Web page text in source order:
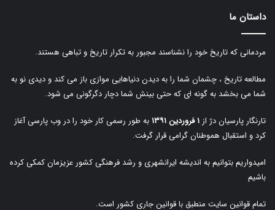
داستان ما
مردمانی که تاریخ خود را نشناسند مجبور به تکرار تاریخ و تباهی هستند.
مطالعه تاریخ ، چشمان شما را به دیدن دنیاهایی موازی باز می کند و دیدی نو به
شما می بخشد به گونه ای که حتی بینش شما دچار دگرگونی می شود.
تارنگار پارسیان دژ از ۱ فروردین ۱۳۹۱
به طور رسمی کار خود را در وب پارسی آغاز
کرد و استقبال هموطنان گرامی قرار گرفت.
امیدواریم بتوانیم به اندیشه ایرانشهری و رشد فرهنگی کشور عزیزمان کمکی کرده
باشیم
تمام قوانین سایت منطبق با قوانین جاری کشور است.